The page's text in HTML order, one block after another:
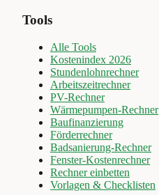
Tools
Alle Tools
Kostenindex 2026
Stundenlohnrechner
Arbeitszeitrechner
PV-Rechner
Wärmepumpen-Rechner
Baufinanzierung
Förderrechner
Badsanierung-Rechner
Fenster-Kostenrechner
Rechner einbetten
Vorlagen & Checklisten